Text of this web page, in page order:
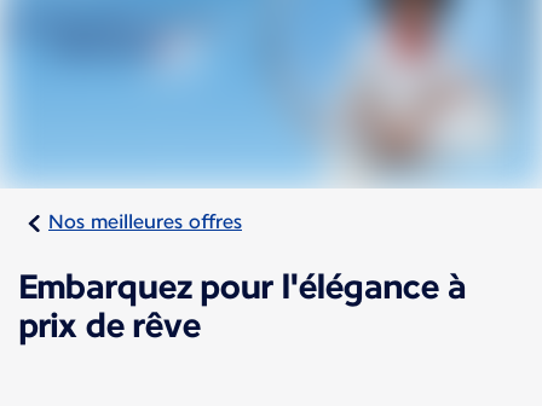
Nos meilleures offres
Embarquez pour l'élégance à
prix de rêve